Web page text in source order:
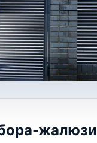
жалюзи